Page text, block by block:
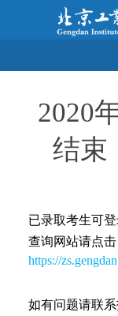
2020
结束
已录取考生可
查询网站请点击
https://
如有问题请联系